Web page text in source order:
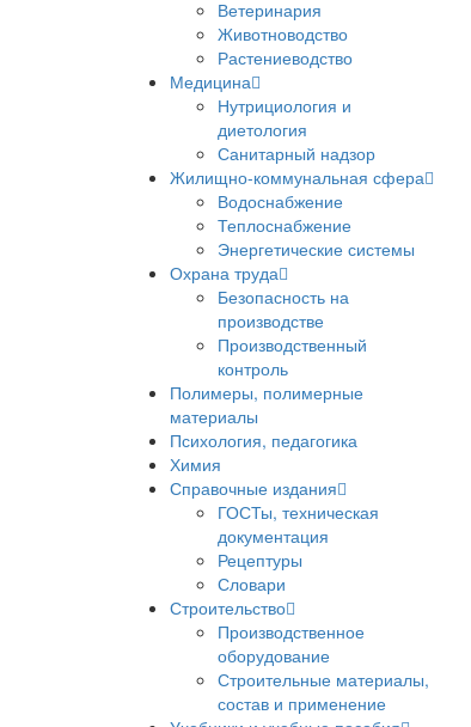
Ветеринария
Животноводство
Растениеводство
Медицина
Нутрициология и
диетология
Санитарный надзор
Жилищно-коммунальная сфера
Водоснабжение
Теплоснабжение
Энергетические системы
Охрана труда
Безопасность на
производстве
Производственный
контроль
Полимеры, полимерные
материалы
Психология, педагогика
Химия
Справочные издания
ГОСТы, техническая
документация
Рецептуры
Словари
Строительство
Производственное
оборудование
Строительные материалы,
состав и применение